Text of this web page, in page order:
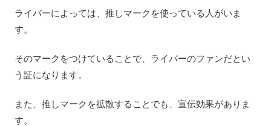
ライバーによっては、推しマークを使っている人がいま
す。
そのマークをつけていることで、ライバーのファンだとい
う証になります。
また、推しマークを拡散することでも、宣伝効果がありま
す。